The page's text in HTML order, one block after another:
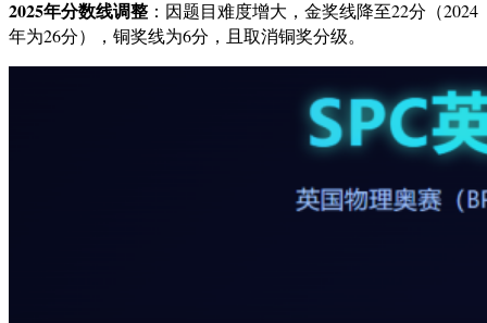
2025年分数线调整 ：因题目难度增大，金奖线降至22分（2024
年为26分），铜奖线为6分，且取消铜奖分级。